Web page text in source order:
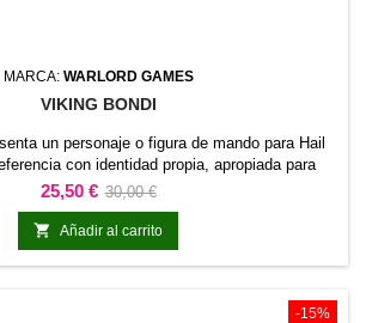
MARCA: WARLORD GAMES
VIKING BONDI
un personaje o figura de mando para Hail
con identidad propia, apropiada para
o asumir un papel relevante en escenarios
funciona como pieza central de una colección,
de pintura o diorama temático.
Precio
25,50 € Precio
base
30,00 €
 Añadir al carrito
-15%